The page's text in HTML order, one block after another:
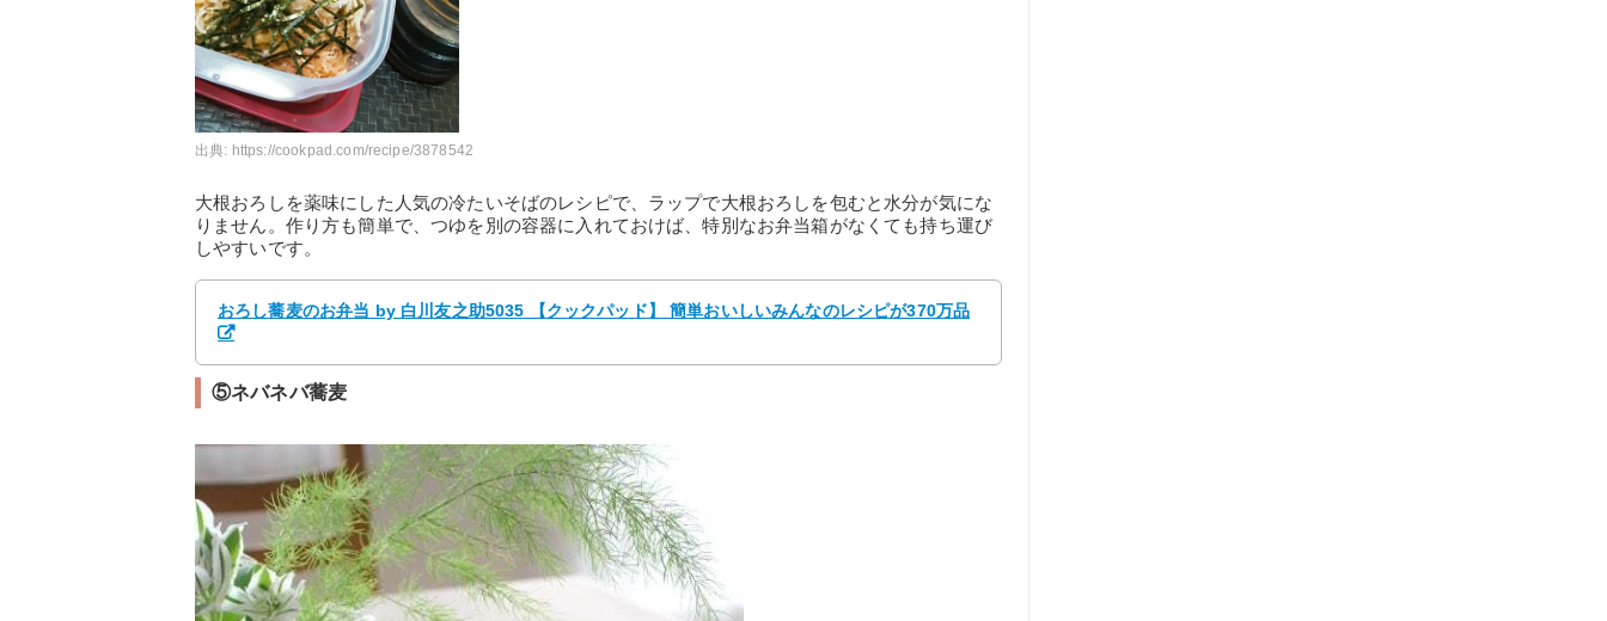
出典: https://cookpad.com/recipe/3878542
大根おろしを薬味にした人気の冷たいそばのレシピで、ラップで大根おろしを包むと水分が気にな
りません。作り方も簡単で、つゆを別の容器に入れておけば、特別なお弁当箱がなくても持ち運び
しやすいです。
おろし蕎麦のお弁当 by 白川友之助5035 【クックパッド】 簡単おいしいみんなのレシピが370万品
⑤ネバネバ蕎麦